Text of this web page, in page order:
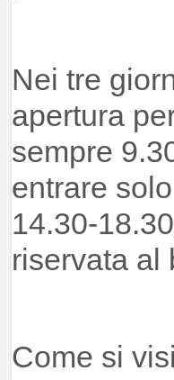
Nei tre
apertura
sempre
entrare
14.30-
riservata al
Come si